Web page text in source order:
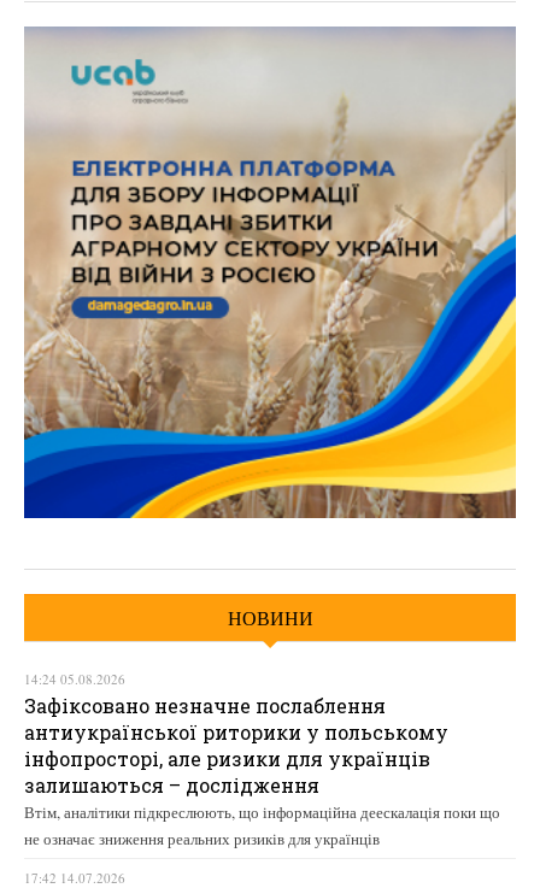
НОВИНИ
14:24 05.08.2026
Зафіксовано незначне послаблення
антиукраїнської риторики у польському
інфопросторі, але ризики для українців
залишаються – дослідження
Втім, аналітики підкреслюють, що інформаційна деескалація поки що
не означає зниження реальних ризиків для українців
17:42 14.07.2026